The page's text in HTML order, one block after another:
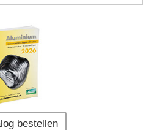
bestellen